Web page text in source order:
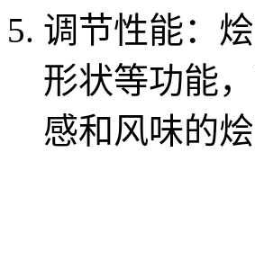
调节性能：
形状等功能
感和风味的烩